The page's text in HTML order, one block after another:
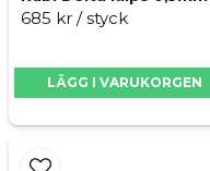
685 kr / styck
LÄGG I VARUKORGEN